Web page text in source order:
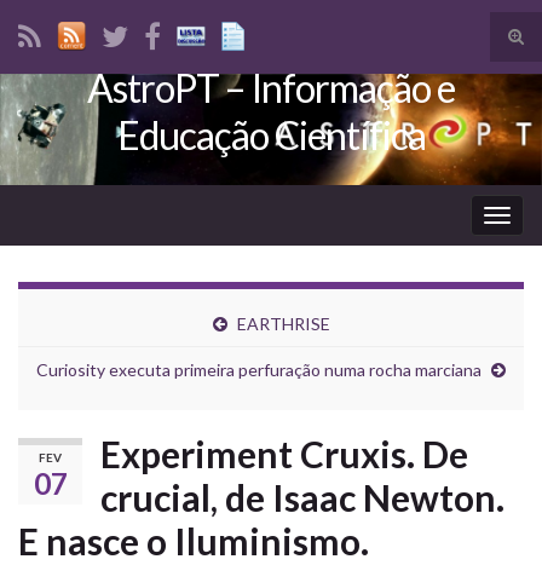
Search for:
AstroPT – Informação e
Educação Científica
EARTHRISE
Curiosity executa primeira perfuração numa rocha marciana
FEV
07
Experiment Cruxis. De
crucial, de Isaac Newton.
E nasce o Iluminismo.